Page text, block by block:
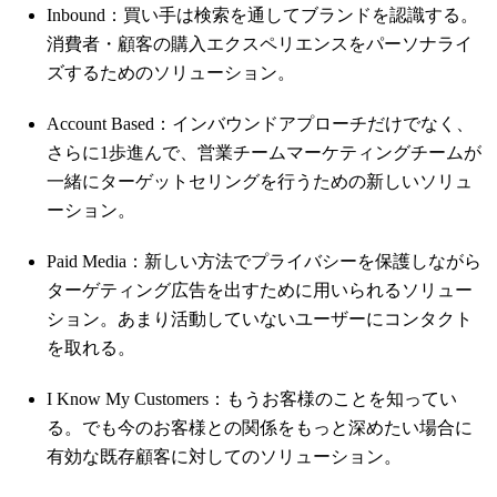
Inbound： 買い手は検索を通してブランドを認識する。
消費者・顧客の購入エクスペリエンスをパーソナライ
ズするためのソリューション。
Account Based：インバウンドアプローチだけでなく、
さらに1歩進んで、営業チームマーケティングチームが
一緒にターゲットセリングを行うための新しいソリュ
ーション。
Paid Media：新しい方法でプライバシーを保護しながら
ターゲティング広告を出すために用いられるソリュー
ション。あまり活動していないユーザーにコンタクト
を取れる。
I Know My Customers：もうお客様のことを知ってい
る。でも今のお客様との関係をもっと深めたい場合に
有効な既存顧客に対してのソリューション。